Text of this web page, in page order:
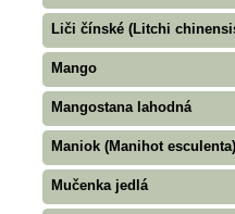
Liči čínské (Litchi
Mango
Mangostana lahodná
Maniok (Manihot esculenta)
Mučenka jedlá